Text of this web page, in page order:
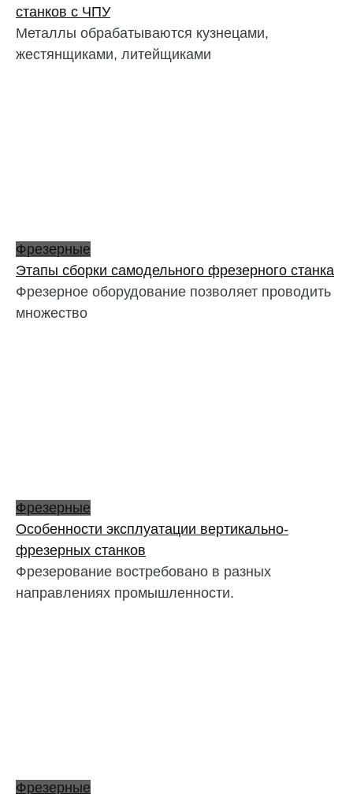
станков с ЧПУ
Металлы обрабатываются кузнецами,
жестянщиками, литейщиками
Фрезерные
Этапы сборки самодельного фрезерного станка
Фрезерное оборудование позволяет проводить
множество
Фрезерные
Особенности эксплуатации вертикально-
фрезерных станков
Фрезерование востребовано в разных
направлениях промышленности.
Фрезерные